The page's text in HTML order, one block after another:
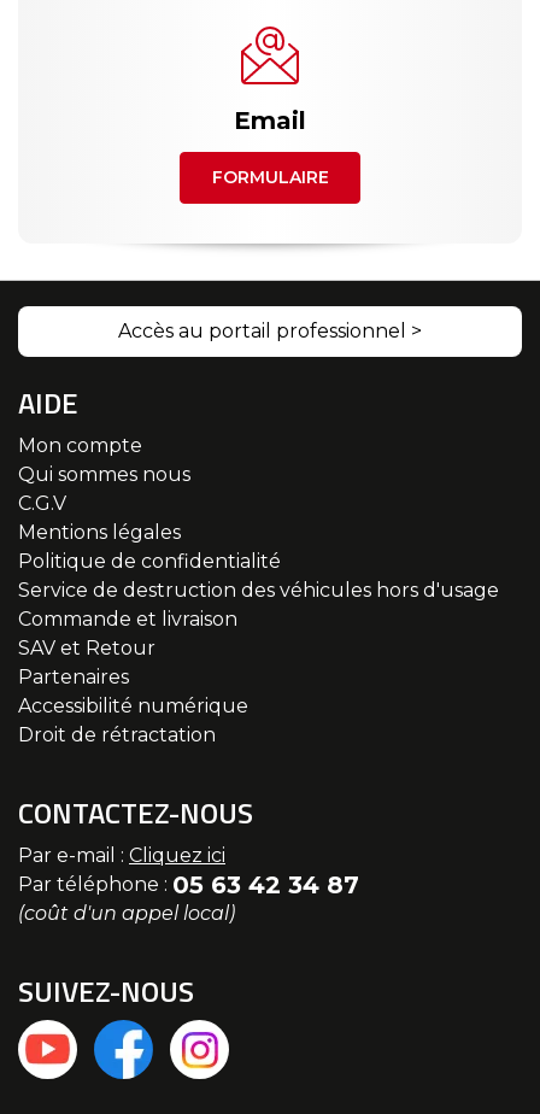
Email
FORMULAIRE
Accès au portail professionnel >
AIDE
Mon compte
Qui sommes nous
C.G.V
Mentions légales
Politique de confidentialité
Service de destruction des véhicules hors d'usage
Commande et livraison
SAV et Retour
Partenaires
Accessibilité numérique
Droit de rétractation
CONTACTEZ-NOUS
Par e-mail : Cliquez ici
Par téléphone : 05 63 42 34 87
(coût d'un appel local)
SUIVEZ-NOUS